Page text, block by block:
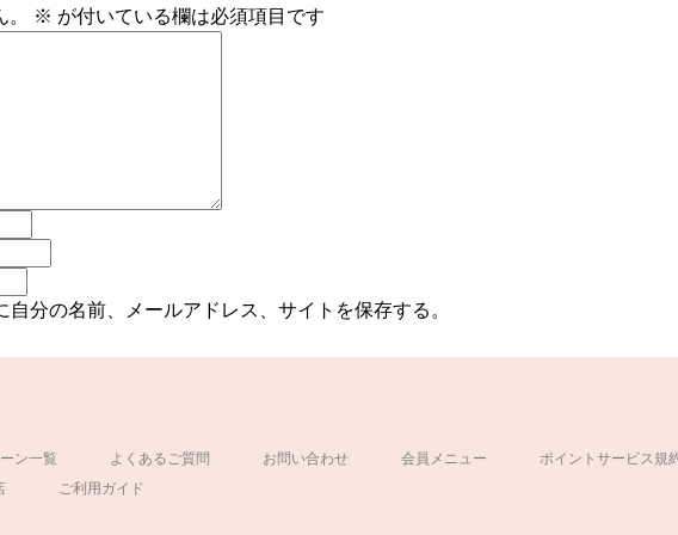
※ が付いている欄は必須項目です
分の名前、メールアドレス、サイトを保存する。
ン一覧 よくあるご質問 お問い合わせ 会員メニュー
ポイントサービス規
ご利用ガイド